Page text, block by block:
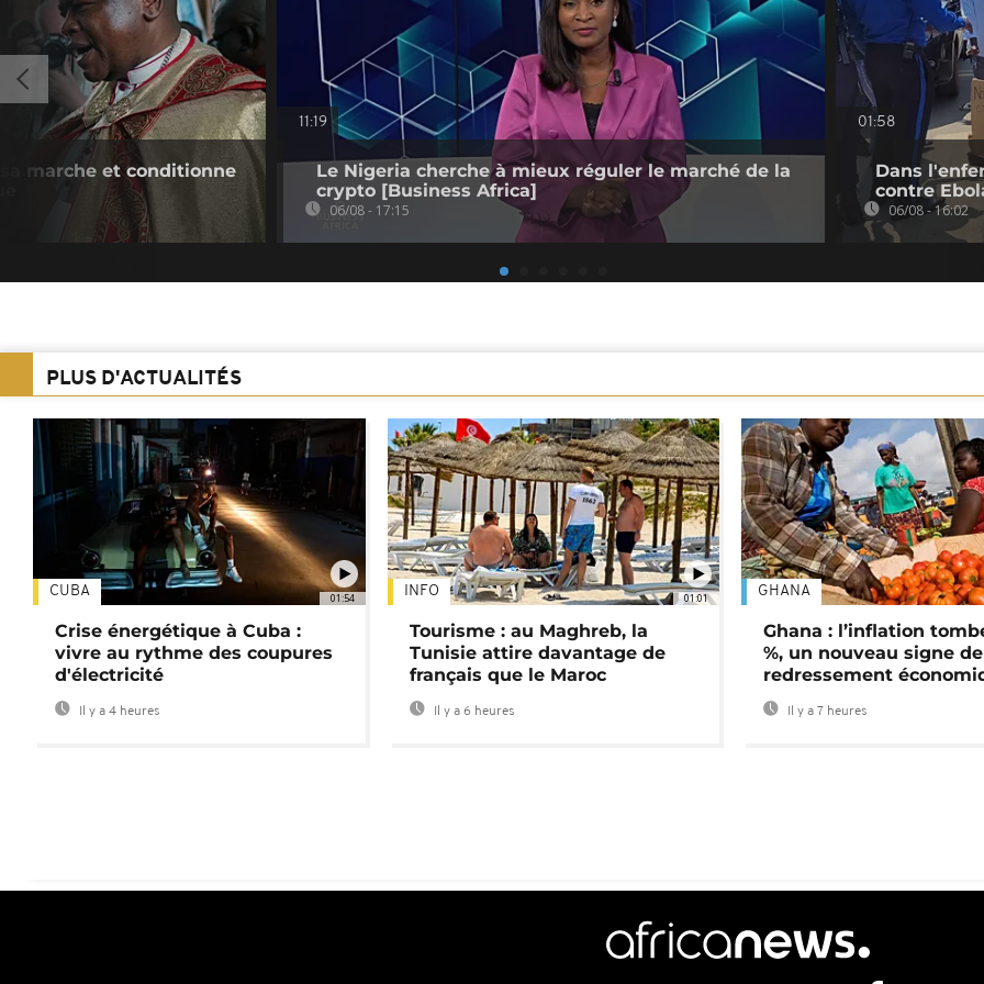
marche et conditionne
11:19
Le Nigeria cherche à mieux réguler le marché de la
crypto [Business Africa]
06/08 - 17:15
01:58
Dans
contre
06/08 - 16:02
PLUS D'ACTUALITÉS
01:54
CUBA
Crise énergétique à Cuba :
vivre au rythme des coupures
d'électricité
Il y a 4 heures
01:01
INFO
Tourisme : au Maghreb, la
Tunisie attire davantage de
français que le Maroc
Il y a 6 heures
GHANA
Ghana : l’inflation
%, un nouveau signe de
redressement
Il y a 7 heures